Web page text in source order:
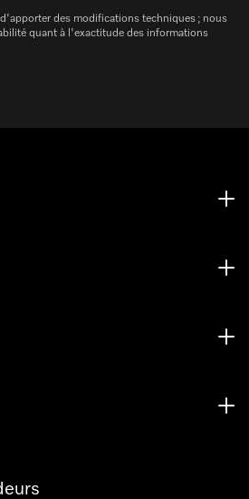
des modifications techniques ; nous
quant à l'exactitude des informations